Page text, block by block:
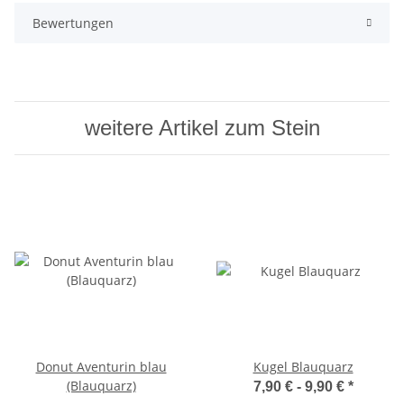
Bewertungen
weitere Artikel zum Stein
Donut Aventurin blau
(Blauquarz)
Kugel Blauquarz
7,90 € - 9,90 € *